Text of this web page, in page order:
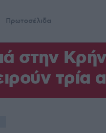
Πρωτοσέλιδα
στην
τρία